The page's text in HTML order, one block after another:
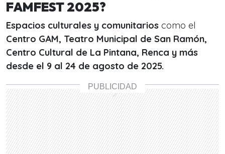
FAMFEST 2025?
Espacios culturales y comunitarios como el
Centro GAM, Teatro Municipal de San Ramón,
Centro Cultural de La Pintana, Renca y más
desde el 9 al 24 de agosto de 2025.